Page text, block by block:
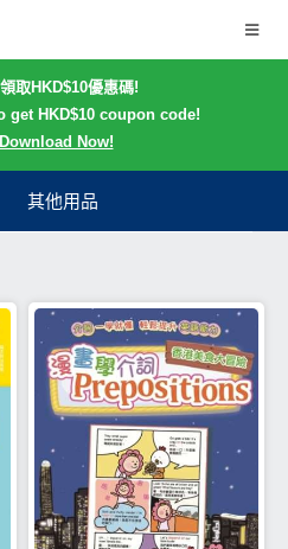
取HKD$10優惠碼!
get HKD$10 coupon code!
Now!
其他用品